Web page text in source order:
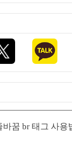
바꿈 br 태그 사용